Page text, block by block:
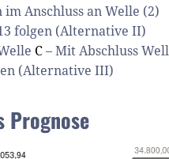
Anschluss an Welle (2)
folgen (Alternative II)
C – Mit Abschluss
(Alternative III)
Prognose